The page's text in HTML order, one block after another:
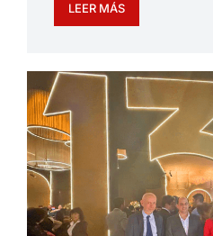
LEER MÁS